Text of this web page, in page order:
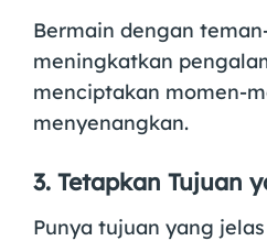
Bermain dengan
meningkatkan
menciptakan momen-
menyenangkan.
3. Tetapkan Tujuan
Punya tujuan yang